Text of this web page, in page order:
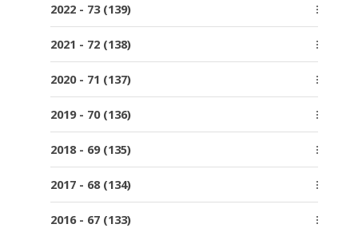
2022 - 73 (139)
Številka 3, Oktober
Številka 2, Junij
Številka 1, Marec
2021 - 72 (138)
Številka 4, December
Številka 3, Oktober
Številka 2, Junij
Številka 1, Marec
2020 - 71 (137)
Številka 3, Oktober
Številka 2, Junij
Številka 1, Marec
2019 - 70 (136)
Številka 3, Oktober
Številka 2, Junij
Številka 1, Marec
2018 - 69 (135)
Številka 3, Oktober
2017 - 68 (134)
2016 - 67 (133)